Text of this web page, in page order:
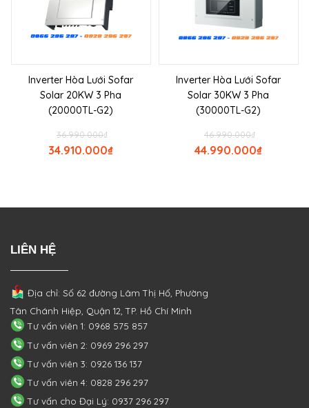
Inverter Hòa Lưới Sofar
Solar 20KW 3 Pha
(20000TL-G2)
₫
36.990.000
₫
34.910.000
Inverter Hòa Lưới Sofar
Solar 30KW 3 Pha
(30000TL-G2)
₫
46.990.000
₫
44.990.000
LIÊN HỆ
Địa chỉ: Số 62 đường Lâm Thị Hố, Phường
Tân Chánh Hiệp, Quận 12, TP. Hồ Chí Minh
Tư vấn viên 1: 0968 575 857
Tư vấn viên 2: 0969 296 297
Tư vấn viên 3: 0926 136 137
Tư vấn viên 4: 0828 296 297
Tư vấn cho Đại Lý: 0937 296 297